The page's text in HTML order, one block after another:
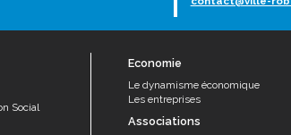
Social
Economie
Le dynamisme économique
Les entreprises
Associations